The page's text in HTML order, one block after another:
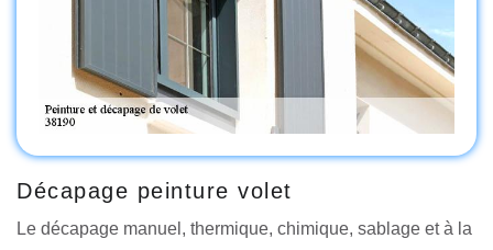
Décapage peinture volet
Le décapage manuel, thermique, chimique, sablage et à la